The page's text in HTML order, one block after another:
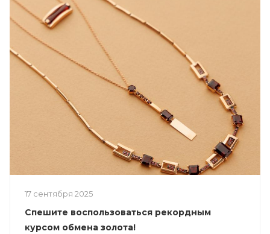
17 сентября 2025
Спешите воспользоваться рекордным
курсом обмена золота!